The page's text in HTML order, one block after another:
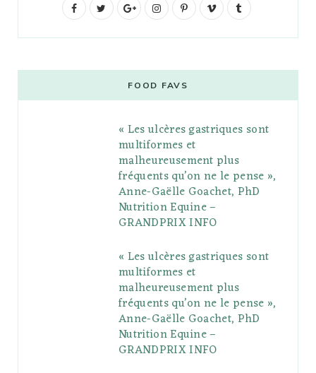
F
b
t
G
g
l
e
P
l
s
I
t
a
g
r
a
m
P
e
r
e
s
V
o
l
r
FOOD FAVS
« Les ulcères gastriques sont
multiformes et
malheureusement plus
fréquents qu’on ne le pense »,
Anne-Gaëlle Goachet, PhD
Nutrition Equine –
GRANDPRIX INFO
« Les ulcères gastriques sont
multiformes et
malheureusement plus
fréquents qu’on ne le pense »,
Anne-Gaëlle Goachet, PhD
Nutrition Equine –
GRANDPRIX INFO